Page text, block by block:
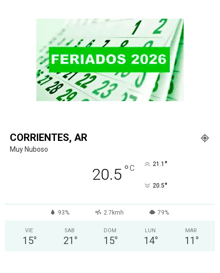
CORRIENTES, AR
Muy Nuboso
20.5 °C 21.1 °
20.5°
93% 2.7kmh 79%
VIE
15°
SAB
21 °
DOM
15°
LUN
14°
MAR
11 °